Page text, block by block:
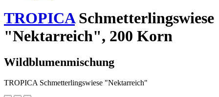
TROPICASchmetterlingswiese
"Nektarreich", 200 Korn
Wildblumenmischung
TROPICA Schmetterlingswiese "Nektarreich"